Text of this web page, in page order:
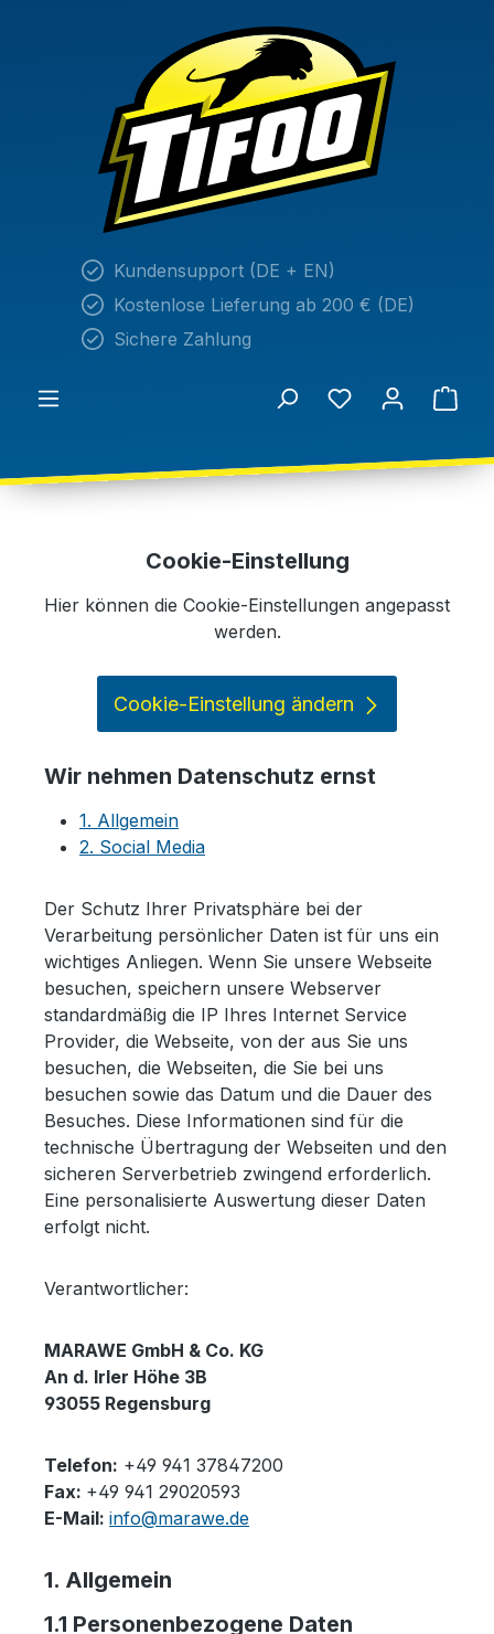
Kundensupport (DE + EN)
Kostenlose Lieferung ab 200 € (DE)
Sichere Zahlung
Du hast 0
Cookie-Einstellung
Hier können die Cookie-Einstellungen angepasst
werden.
Cookie-Einstellung ändern
Wir nehmen Datenschutz ernst
1. Allgemein
2. Social Media
Der Schutz Ihrer Privatsphäre bei der
Verarbeitung persönlicher Daten ist für uns ein
wichtiges Anliegen. Wenn Sie unsere Webseite
besuchen, speichern unsere Webserver
standardmäßig die IP Ihres Internet Service
Provider, die Webseite, von der aus Sie uns
besuchen, die Webseiten, die Sie bei uns
besuchen sowie das Datum und die Dauer des
Besuches. Diese Informationen sind für die
technische Übertragung der Webseiten und den
sicheren Serverbetrieb zwingend erforderlich.
Eine personalisierte Auswertung dieser Daten
erfolgt nicht.
Verantwortlicher:
MARAWE GmbH & Co. KG
An d. Irler Höhe 3B
93055 Regensburg
Telefon: +49 941 37847200
Fax: +49 941 29020593
E-Mail: info@marawe.de
1. Allgemein
1.1 Personenbezogene Daten